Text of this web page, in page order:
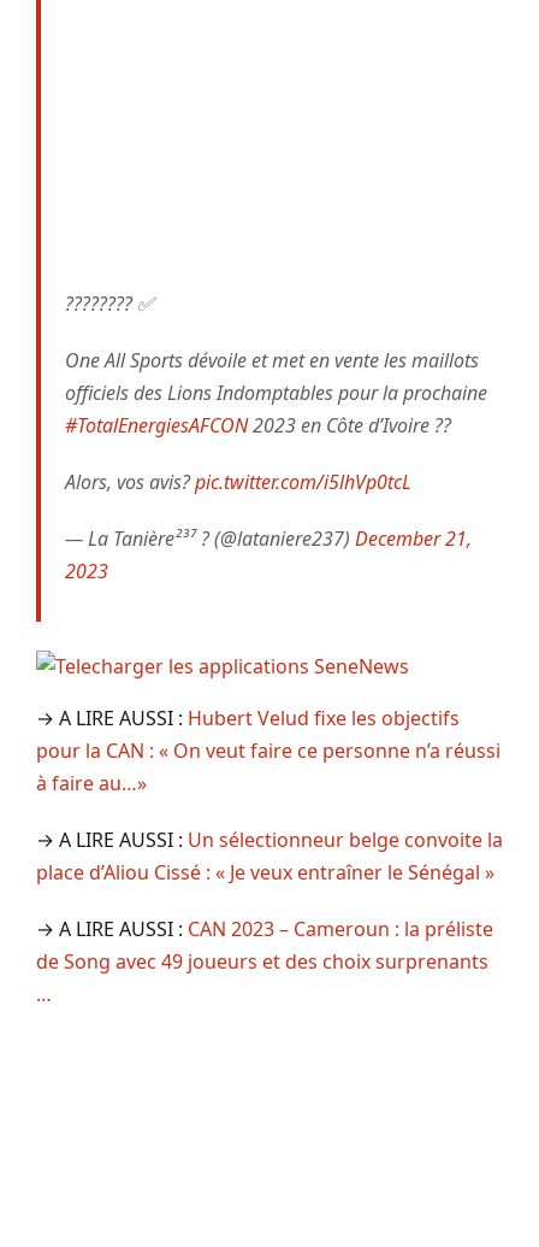
???????? ✅
One All Sports dévoile et met en vente les maillots
officiels des Lions Indomptables pour la prochaine
#TotalEnergiesAFCON2023 en Côte d’Ivoire ??
Alors, vos avis?pic.twitter.com/i5lhVp0tcL
— La Tanière²³⁷ ? (@lataniere237) December 21,
2023
→ A LIRE AUSSI : Hubert Velud fixe les objectifs
pour la CAN : « On veut faire ce personne n’a réussi
à faire au…»
→ A LIRE AUSSI : Un sélectionneur belge convoite la
place d’Aliou Cissé : « Je veux entraîner le Sénégal »
→ A LIRE AUSSI : CAN 2023 – Cameroun : la préliste
de Song avec 49 joueurs et des choix surprenants
…